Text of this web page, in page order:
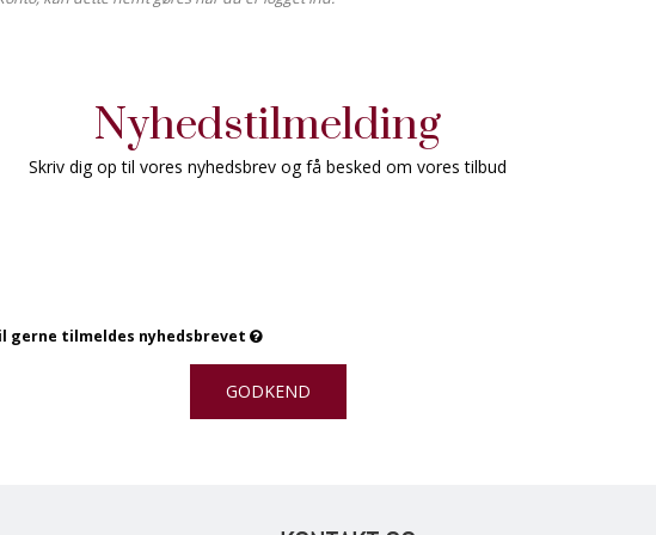
Nyhedstilmelding
Skriv dig op til vores nyhedsbrev og få besked om vores tilbud
gerne tilmeldes nyhedsbrevet
GODKEND